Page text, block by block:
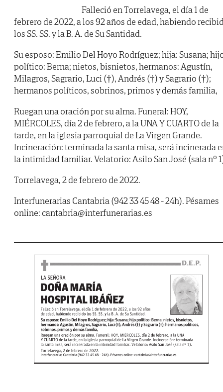
Falleció en Torrelavega, el día 1 de
febrero de 2022, a los 92 años de edad, habiendo
los SS. SS. y la B. A. de Su Santidad.
Su esposo: Emilio Del Hoyo Rodríguez; hija: Susana;
político: Berna; nietos, bisnietos, hermanos: Agustín,
Milagros, Sagrario, Luci (†), Andrés (†) y Sagrario (†);
hermanos políticos, sobrinos, primos y demás familia,
Ruegan una oración por su alma. Funeral: HOY,
MIÉRCOLES, día 2 de febrero, a la UNA Y CUARTO de la
tarde, en la iglesia parroquial de La Virgen Grande.
Incineración: terminada la santa misa, será incinerada
la intimidad familiar. Velatorio: Asilo San José (sala nº
Torrelavega, 2 de febrero de 2022.
Interfunerarias Cantabria (942 33 45 48 - 24h). Pésames
online: cantabria@interfunerarias.es